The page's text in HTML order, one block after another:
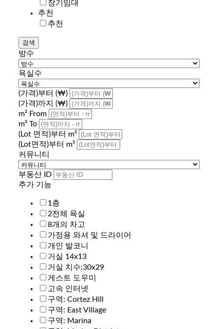
장기임대
추천
추천
방수
욕실수
(가격)부터 (₩)
(가격)까지 (₩)
m² From
m² To
(Lot 면적)부터 m²
(Lot면적)부터 m²
커뮤니티
부동산 ID
추가 기능
1층
2전체 욕실
8개의 차고
가정용 와셔 및 드라이어
개인 발코니
거실 14x13
거실 치수:30x29
게스트 도우미
고속 인터넷
구역: Cortez Hill
구역: East Village
구역: Marina